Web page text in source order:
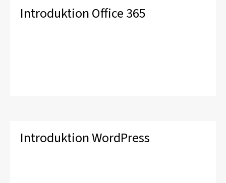
Introduktion Office 365
Introduktion WordPress